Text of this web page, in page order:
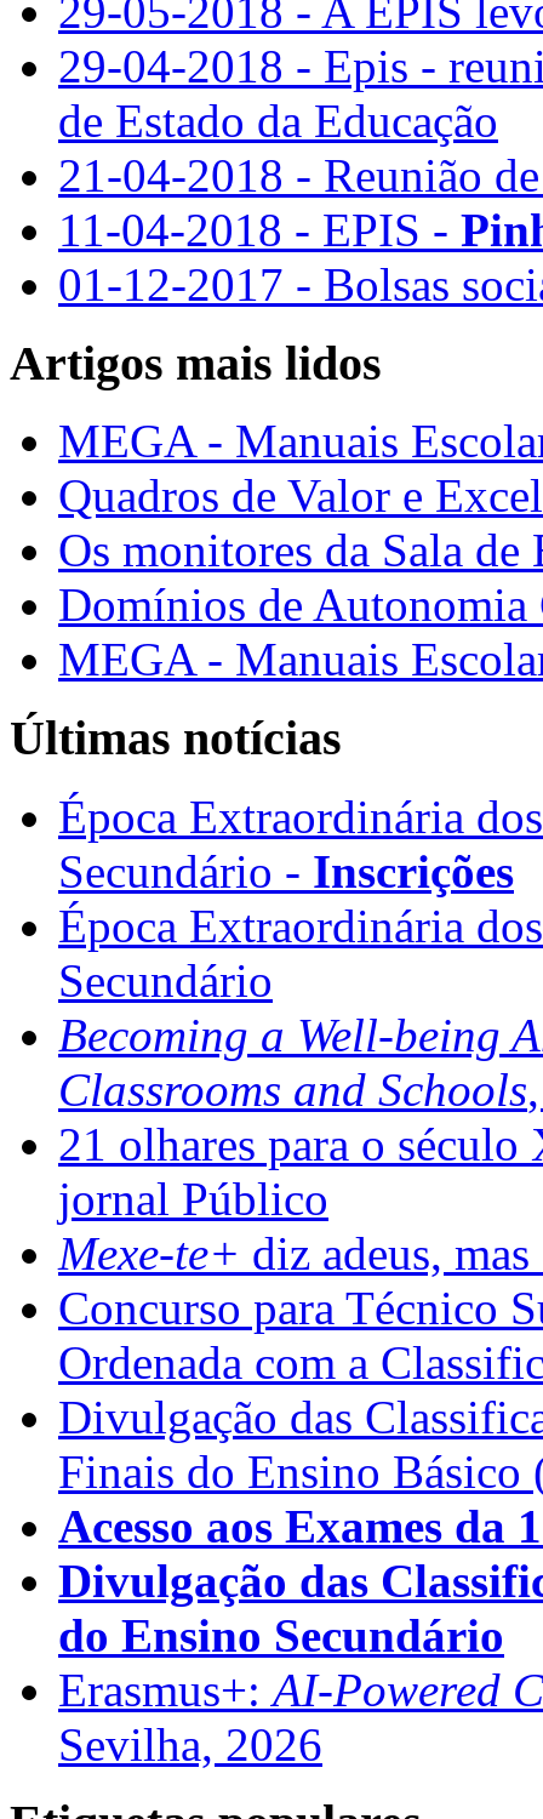
29-05-2018 - A EPIS
29-04-2018 - Epis -
de Estado da Educação
21-04-2018 - Reunião
11-04-2018 - EPIS -
01-12-2017 - Bolsas
Artigos mais lidos
MEGA - Manuais
Quadros de Valor e
Os monitores da Sala de
Domínios de Autonomia
MEGA - Manuais
Últimas notícias
Época Extraordinária
Secundário - Inscrições
Época Extraordinária
Secundário
Becoming a Well-being
Classrooms and Schools
21 olhares para o
jornal Público
Mexe-te+ diz adeus,
Concurso para Técnico
Ordenada com a
Divulgação das
Finais do Ensino Básico
Acesso aos Exames da
Divulgação das
do Ensino Secundário
Erasmus+:AI-Powered
Sevilha, 2026